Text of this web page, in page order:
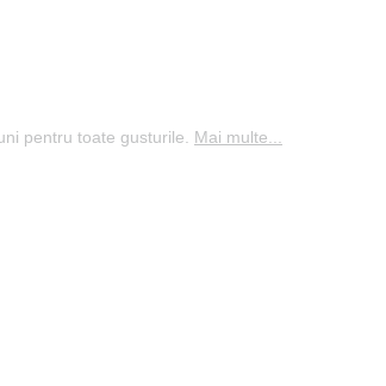
pentru toate gusturile. Mai multe...